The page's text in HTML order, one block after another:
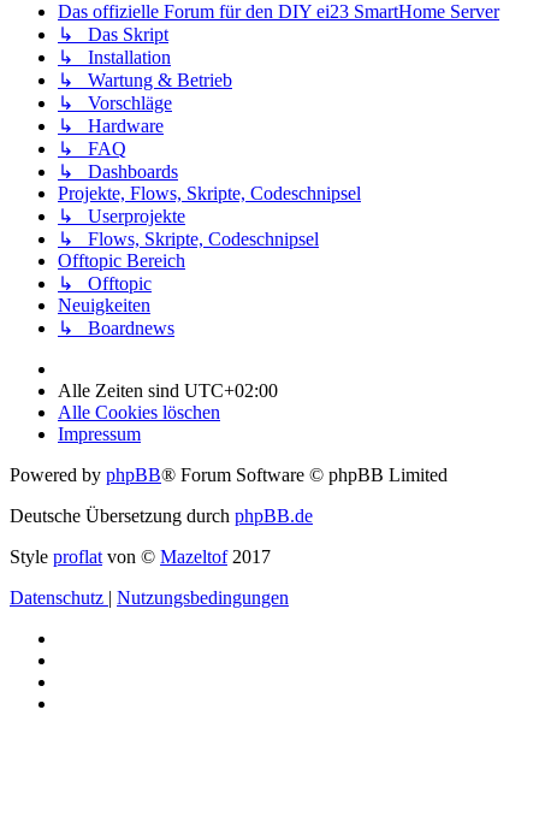
Das offizielle Forum für den DIY ei23 SmartHome Server
↳ Das Skript
↳ Installation
↳ Wartung & Betrieb
↳ Vorschläge
↳ Hardware
↳ FAQ
↳ Dashboards
Projekte, Flows, Skripte, Codeschnipsel
↳ Userprojekte
↳ Flows, Skripte, Codeschnipsel
Offtopic Bereich
↳ Offtopic
Neuigkeiten
↳ Boardnews
Alle Zeiten sind UTC+02:00
Alle Cookies löschen
Impressum
Powered by phpBB® Forum Software © phpBB Limited
Deutsche Übersetzung durch phpBB.de
Style proflatvon © Mazeltof2017
Datenschutz
Nutzungsbedingungen